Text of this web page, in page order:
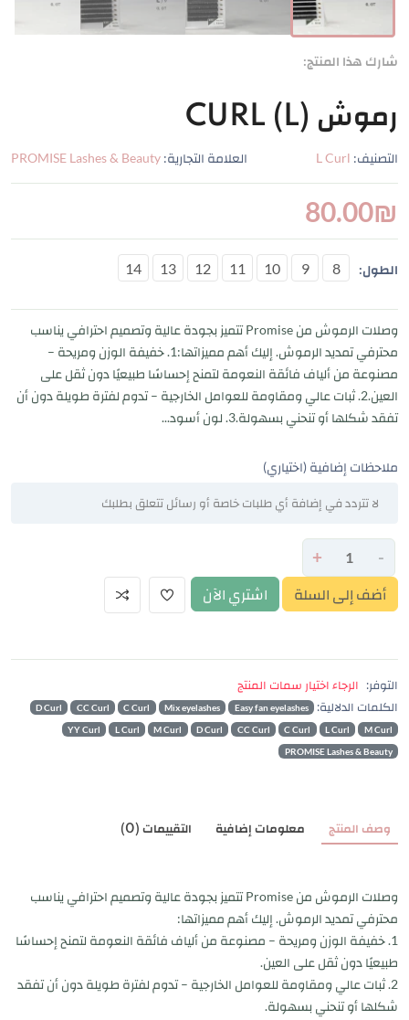
شارك هذا المنتج:
رموش CURL (L)
التصنيف: L Curl العلامة التجارية: PROMISE Lashes & Beauty
80.00₪
الطول: 8
9
10
11
12
13
14
وصلات الرموش من Promise تتميز بجودة عالية وتصميم احترافي يناسب
محترفي تمديد الرموش. إليك أهم مميزاتها:1. خفيفة الوزن ومريحة –
مصنوعة من ألياف فائقة النعومة لتمنح إحساسًا طبيعيًا دون ثقل على
العين.2. ثبات عالي ومقاومة للعوامل الخارجية – تدوم لفترة طويلة دون أن
تفقد شكلها أو تنحني بسهولة.3. لون أسود...
ملاحظات إضافية (اختياري)
-
+
أضف إلى السلة اشتري الآن
التوفر:
الرجاء اختيار سمات المنتج
الكلمات الدلالية:
Easy fan eyelashes
Mix eyelashes
C Curl
CC Curl
D Curl
M Curl
L Curl
C Curl
CC Curl
D Curl
M Curl
L Curl
YY Curl
PROMISE Lashes & Beauty
وصف المنتج معلومات إضافية التقييمات (0)
وصلات الرموش من Promise تتميز بجودة عالية وتصميم احترافي يناسب
محترفي تمديد الرموش. إليك أهم مميزاتها:
1. خفيفة الوزن ومريحة – مصنوعة من ألياف فائقة النعومة لتمنح إحساسًا
طبيعيًا دون ثقل على العين.
2. ثبات عالي ومقاومة للعوامل الخارجية – تدوم لفترة طويلة دون أن تفقد
شكلها أو تنحني بسهولة.